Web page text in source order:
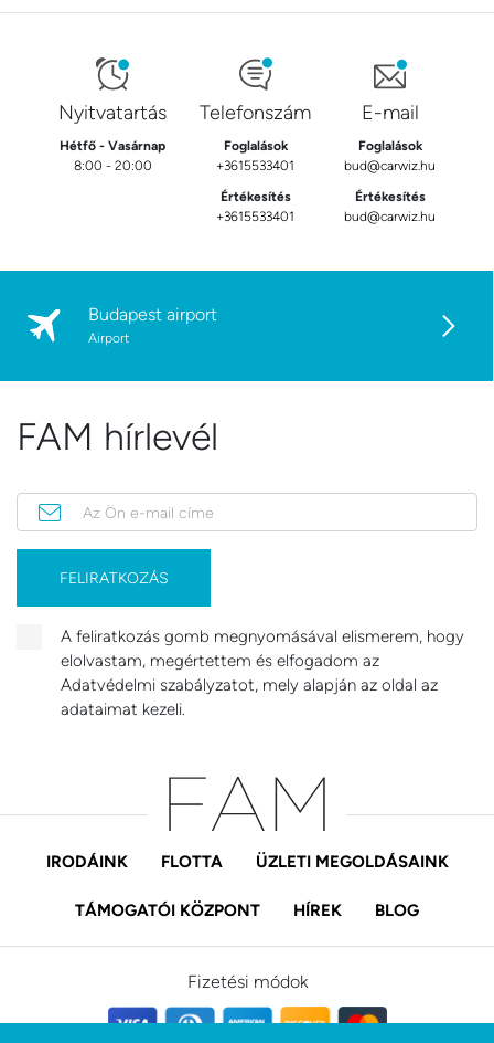
Nyitvatartás
Hétfő - Vasárnap
8:00 - 20:00
Telefonszám
Foglalások
+3615533401
Értékesítés
+3615533401
E-mail
Foglalások
bud@carwiz.hu
Értékesítés
bud@carwiz.hu
Budapest airport
Airport
FAM hírlevél
Az Ön e-mail címe
FELIRATKOZÁS
A feliratkozás gomb megnyomásával elismerem, hogy
elolvastam, megértettem és elfogadom az
Adatvédelmi szabályzatot, mely alapján az oldal az
adataimat kezeli.
IRODÁINK FLOTTA ÜZLETI MEGOLDÁSAINK
TÁMOGATÓI KÖZPONT HÍREK BLOG
Fizetési módok